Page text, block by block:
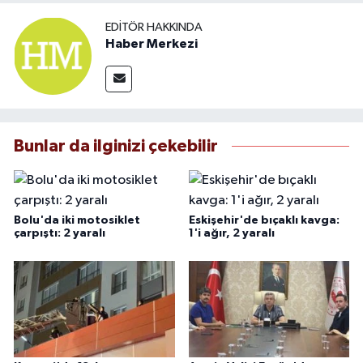
EDITÖR HAKKINDA
Haber Merkezi
Bunlar da ilginizi çekebilir
Bolu'da iki motosiklet
çarpıştı: 2 yaralı
Eskişehir'de bıçaklı kavga:
1'i ağır, 2 yaralı